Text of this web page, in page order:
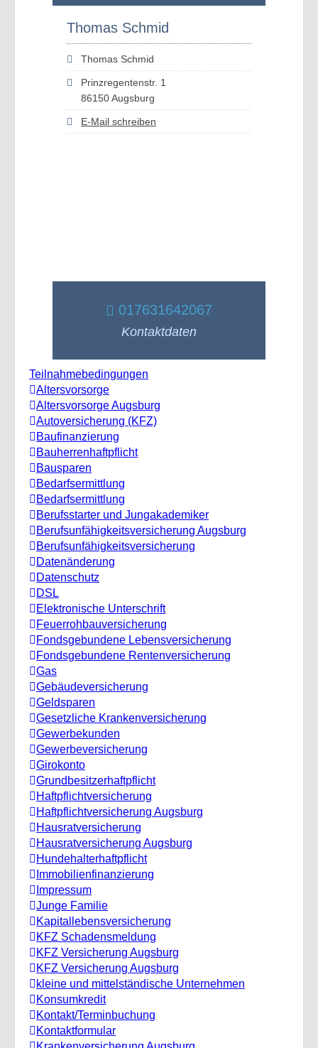
Thomas Schmid
Thomas Schmid
Prinzregentenstr. 1
86150 Augsburg
E-Mail schreiben
017631642067
Kontaktdaten
Teilnahmebedingungen
Altersvorsorge
Altersvorsorge Augsburg
Autoversicherung (KFZ)
Baufinanzierung
Bauherrenhaftpflicht
Bausparen
Bedarfsermittlung
Bedarfsermittlung
Berufsstarter und Jungakademiker
Berufsunfähigkeitsversicherung Augsburg
Berufs­unfähigkeitsversicherung
Datenänderung
Datenschutz
DSL
Elektronische Unterschrift
Feuerrohbauversicherung
Fondsgebundene Lebensversicherung
Fondsgebundene Rentenversicherung
Gas
Gebäudeversicherung
Geldsparen
Gesetzliche Krankenversicherung
Gewerbekunden
Gewerbeversicherung
Girokonto
Grundbesitzerhaftpflicht
Haftpflichtversicherung
Haftpflichtversicherung Augsburg
Hausratversicherung
Hausratversicherung Augsburg
Hundehalterhaftpflicht
Immobilienfinanzierung
Impressum
Junge Familie
Kapitallebensversicherung
KFZ Schadensmeldung
KFZ Versicherung Augsburg
KFZ Versicherung Augsburg
kleine und mittelständische Unternehmen
Konsumkredit
Kontakt/Terminbuchung
Kontaktformular